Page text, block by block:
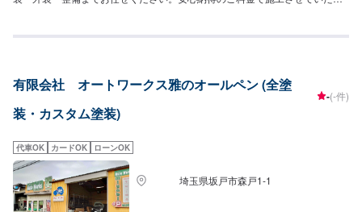
す。専門の鈑金・塗装では、高い技術で満足な仕上がりを常にご提供できる
も力を入れ、お客様のカーライフを幅広く支えてまいります。オイル交換や
車検、タイヤ交換などの基本的な車のメンテナンスも承っておりますのでお
困りの際はお気軽にご相談ください！
有限会社 オートワークス雅のオールペン (全塗
装・カスタム塗装)
-(-件)
代車OK カードOK ローンOK
埼玉県坂戸市森戸1-1